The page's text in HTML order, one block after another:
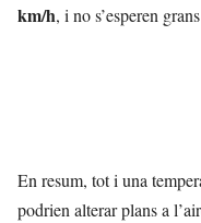
km/h, i no s’esperen
En resum, tot i una
podrien alterar plans a